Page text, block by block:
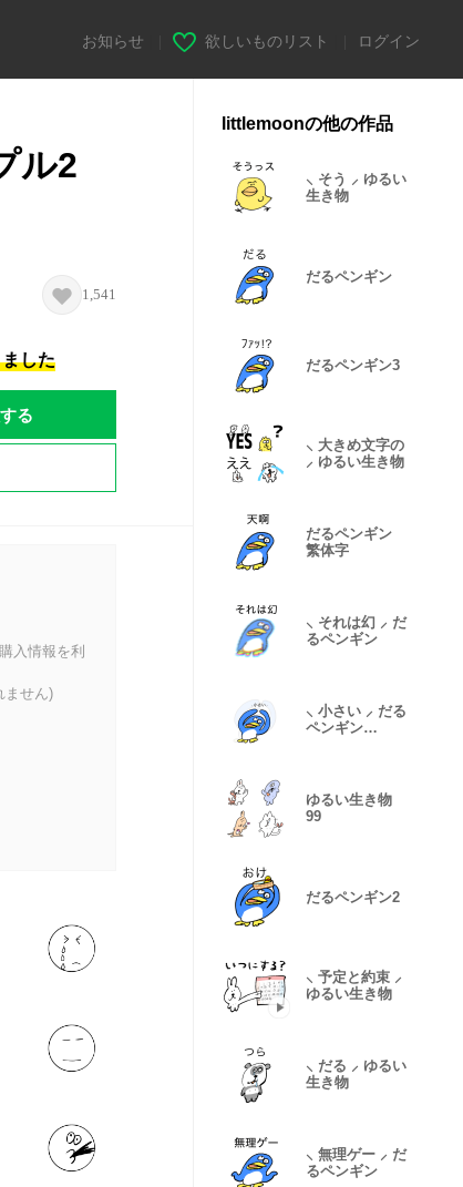
お知らせ 欲しいものリスト ログイン
ル2
1,541
した
る
入情報を利
ません)
littlemoonの他の作品
⸜ そう ⸝ ゆるい
生き物
だるペンギン
だるペンギン3
⸜ 大きめ文字の
⸝ ゆるい生き物
だるペンギン
繁体字
⸜ それは幻 ⸝ だ
るペンギン
⸜ 小さい ⸝ だる
ペンギン…
ゆるい生き物
99
だるペンギン2
⸜ 予定と約束 ⸝
ゆるい生き物
⸜ だる ⸝ ゆるい
生き物
⸜ 無理ゲー ⸝ だ
るペンギン